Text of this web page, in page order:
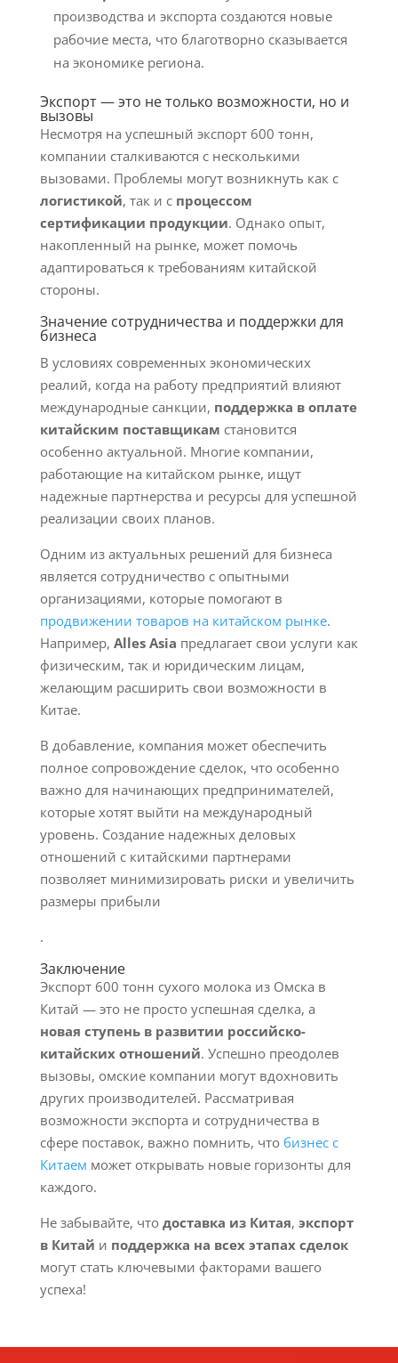
производства и экспорта создаются новые
рабочие места, что благотворно сказывается
на экономике региона.
Экспорт — это не только возможности, но и
вызовы
Несмотря на успешный экспорт 600 тонн,
компании сталкиваются с несколькими
вызовами. Проблемы могут возникнуть как с
логистикой, так и с процессом
сертификации продукции. Однако опыт,
накопленный на рынке, может помочь
адаптироваться к требованиям китайской
стороны.
Значение сотрудничества и поддержки для
бизнеса
В условиях современных экономических
реалий, когда на работу предприятий влияют
международные санкции, поддержка в оплате
китайским поставщикам становится
особенно актуальной. Многие компании,
работающие на китайском рынке, ищут
надежные партнерства и ресурсы для успешной
реализации своих планов.
Одним из актуальных решений для бизнеса
является сотрудничество с опытными
организациями, которые помогают в
продвижении товаров на китайском рынке.
Например, Alles Asia предлагает свои услуги как
физическим, так и юридическим лицам,
желающим расширить свои возможности в
Китае.
В добавление, компания может обеспечить
полное сопровождение сделок, что особенно
важно для начинающих предпринимателей,
которые хотят выйти на международный
уровень. Создание надежных деловых
отношений с китайскими партнерами
позволяет минимизировать риски и увеличить
размеры прибыли
.
Заключение
Экспорт 600 тонн сухого молока из Омска в
Китай — это не просто успешная сделка, а
новая ступень в развитии российско-
китайских отношений. Успешно преодолев
вызовы, омские компании могут вдохновить
других производителей. Рассматривая
возможности экспорта и сотрудничества в
сфере поставок, важно помнить, что бизнес с
Китаем может открывать новые горизонты для
каждого.
Не забывайте, что доставка из Китая, экспорт
в Китай и поддержка на всех этапах сделок
могут стать ключевыми факторами вашего
успеха!